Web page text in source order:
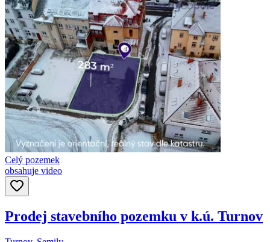
Celý pozemek
obsahuje video
Prodej stavebního pozemku v k.ú. Turnov